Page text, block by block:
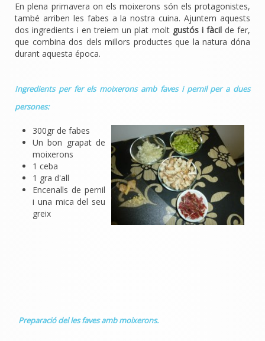
En plena primavera on els moixerons són els protagonistes,
també arriben les fabes a la nostra cuina. Ajuntem aquests
dos ingredients i en treiem un plat molt gustós i fàcilde fer,
que combina dos dels millors productes que la natura dóna
durant aquesta época.
Ingredients per fer els moixerons amb faves i pernil per a dues
persones:
300gr de fabes
Un bon grapat de
moixerons
1 ceba
1 gra d'all
Encenalls de pernil
i una mica del seu
greix
Preparació del les faves amb moixerons.